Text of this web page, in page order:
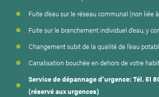
Fuite d’eau sur le réseau communal (non liée
Fuite sur le branchement individuel d’eau, y
Changement subit de la qualité de l’eau
Canalisation bouchée en dehors de votre
Service de dépannage d’urgence: Tél. 51
(réservé aux urgences)